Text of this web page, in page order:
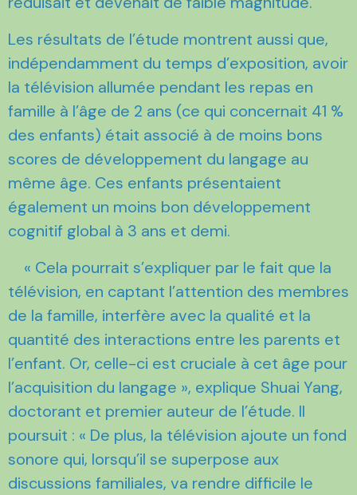
Les résultats de l’étude montrent aussi que,
indépendamment du temps d’exposition, avoir
la télévision allumée pendant les repas en
famille à l’âge de 2 ans (ce qui concernait 41 %
des enfants) était associé à de moins bons
scores de développement du langage au
même âge. Ces enfants présentaient
également un moins bon développement
cognitif global à 3 ans et demi.
« Cela pourrait s’expliquer par le fait que la
télévision, en captant l’attention des membres
de la famille, interfère avec la qualité et la
quantité des interactions entre les parents et
l’enfant. Or, celle-ci est cruciale à cet âge pour
l’acquisition du langage », explique Shuai Yang,
doctorant et premier auteur de l’étude. Il
poursuit : « De plus, la télévision ajoute un fond
sonore qui, lorsqu’il se superpose aux
discussions familiales, va rendre difficile le